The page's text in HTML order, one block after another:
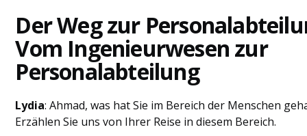
Der Weg zur
Vom Ingenieurwesen zur
Personalabteilung
Lydia: Ahmad, was hat Sie im Bereich der Menschen
Erzählen Sie uns von Ihrer Reise in diesem Bereich.